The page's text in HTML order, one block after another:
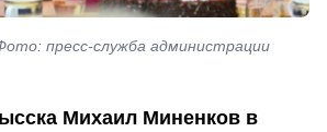
пресс-служба администрации
Михаил Миненков в